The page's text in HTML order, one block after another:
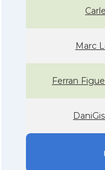
Marc
Ferran